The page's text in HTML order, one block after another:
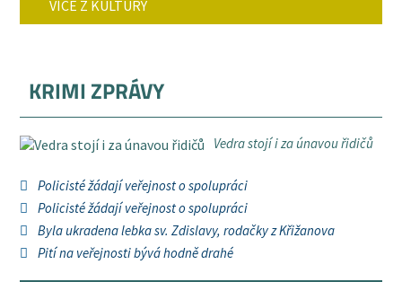
VÍCE Z KULTURY
KRIMI ZPRÁVY
Vedra stojí i za únavou řidičů
Policisté žádají veřejnost o spolupráci
Policisté žádají veřejnost o spolupráci
Byla ukradena lebka sv. Zdislavy, rodačky z Křižanova
Pití na veřejnosti bývá hodně drahé